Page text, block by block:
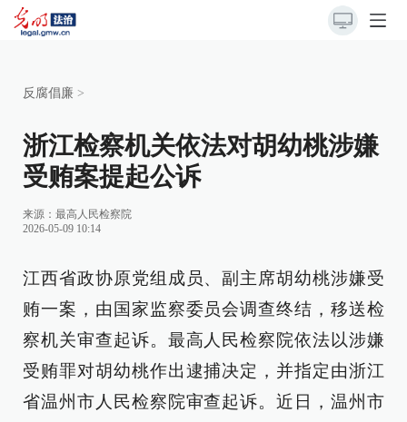
反腐倡廉 >
浙江检察机关依法对胡幼桃涉嫌
受贿案提起公诉
来源： 最高人民检察院
2026-05-09 10:14
江西省政协原党组成员、副主席胡幼桃涉嫌受
贿一案，由国家监察委员会调查终结，移送检
察机关审查起诉。最高人民检察院依法以涉嫌
受贿罪对胡幼桃作出逮捕决定，并指定由浙江
省温州市人民检察院审查起诉。近日，温州市